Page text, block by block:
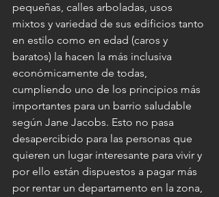
pequeñas, calles arboladas, usos
mixtos y variedad de sus edificios tanto
en estilo como en edad (caros y
baratos) la hacen la más inclusiva
económicamente de todas,
cumpliendo uno de los principios más
importantes para un barrio saludable
según Jane Jacobs. Esto no pasa
desapercibido para las personas que
quieren un lugar interesante para vivir y
por ello están dispuestos a pagar más
por rentar un departamento en la zona,